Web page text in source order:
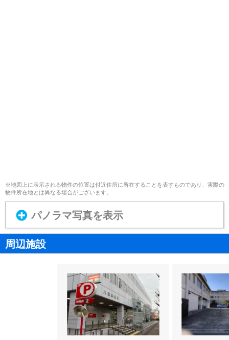
※地図上に表示される物件の位置は付近住所に所在することを表すものであり、実際の
物件所在地とは異なる場合がございます。
パノラマ写真を表示
周辺施設